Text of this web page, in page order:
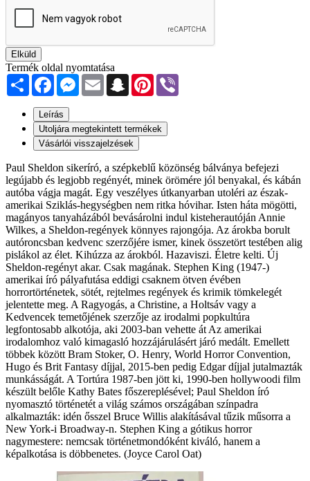
Elküld
Termék oldal nyomtatása
Share FacebookMessenger
Email SnapchatPinterest
Leírás
Utoljára megtekintett termékek
Vásárlói visszajelzések
Paul Sheldon sikeríró, a szépkeblű közönség bálványa befejezi
legújabb és legjobb regényét, minek örömére jól benyakal, és kábán
autóba vágja magát. Egy veszélyes útkanyarban utoléri az észak-
amerikai Sziklás-hegységben nem ritka hóvihar. Isten háta mögötti,
magányos tanyaházából bevásárolni indul kisteherautóján Annie
Wilkes, a Sheldon-regények könnyes rajongója. Az árokba borult
autóroncsban kedvenc szerzőjére ismer, kinek összetört testében alig
pislákol az élet. Kihúzza az árokból. Hazaviszi. Életre kelti. Új
Sheldon-regényt akar. Csak magának. Stephen King (1947-)
amerikai író pályafutása eddigi csaknem ötven évében
horrortörténetek, sötét, rejtelmes regények és krimik tömkelegét
jelentette meg. A Ragyogás, a Christine, a Holtsáv vagy a
Kedvencek temetőjének szerzője az irodalmi popkultúra
legfontosabb alkotója, aki 2003-ban vehette át Az amerikai
irodalomhoz való kimagasló hozzájárulásért járó medált. Emellett
többek között Bram Stoker, O. Henry, World Horror Convention,
Hugo és Brit Fantasy díjjal, 2015-ben pedig Edgar díjjal jutalmazták
munkásságát. A Tortúra 1987-ben jött ki, 1990-ben hollywoodi film
készült belőle Kathy Bates főszereplésével; Paul Sheldon író
nyomasztó történetét a világ számos országában színpadra
alkalmazták: idén ősszel Bruce Willis alakításával tűzik műsorra a
New York-i Broadway-n. Stephen King a gótikus horror
nagymestere: nemcsak történetmondóként kiváló, hanem a
képalkotása is döbbenetes. (Joyce Carol Oat)